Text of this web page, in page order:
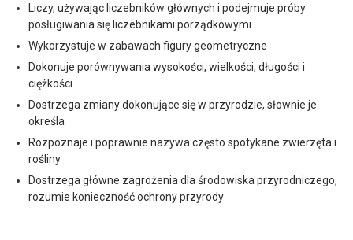
Liczy, używając liczebników głównych i podejmuje próby
posługiwania się liczebnikami porządkowymi
Wykorzystuje w zabawach figury geometryczne
Dokonuje porównywania wysokości, wielkości, długości i
ciężkości
Dostrzega zmiany dokonujące się w przyrodzie, słownie je
określa
Rozpoznaje i poprawnie nazywa często spotykane zwierzęta i
rośliny
Dostrzega główne zagrożenia dla środowiska przyrodniczego,
rozumie konieczność ochrony przyrody